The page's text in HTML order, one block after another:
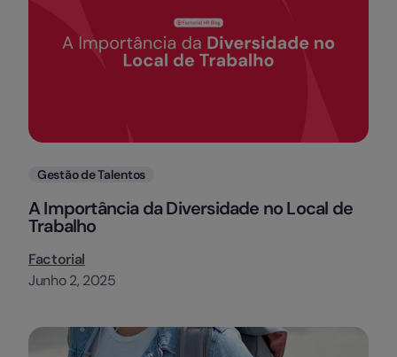
Categorias
Gestão de Talentos
A Importância da Diversidade no Local de
Trabalho
Factorial
Junho 2, 2025